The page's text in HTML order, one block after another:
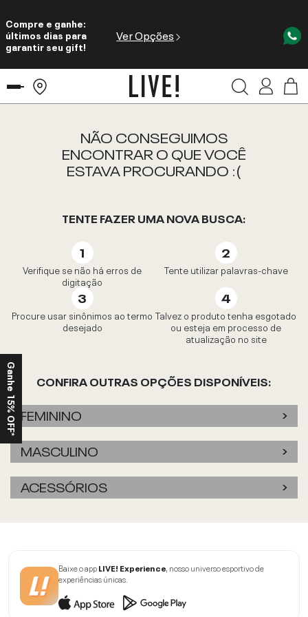
Compre e ganhe:
últimos dias para
garantir seu gift!
Ver Opções
NÃO CONSEGUIMOS
ENCONTRAR O QUE VOCÊ
ESTAVA PROCURANDO :(
TENTE FAZER UMA NOVA BUSCA:
Verifique se não há erros de
digitação
Tente utilizar palavras-chave
Procure usar sinônimos ao termo
desejado
Talvez o produto tenha esgotado
ou esteja em processo de
atualização no site
CONFIRA OUTRAS OPÇÕES DISPONÍVEIS:
FEMININO
MASCULINO
ACESSÓRIOS
Baixe o appLIVE! Experience, nosso universo esportivo de
experiências únicas.
Ganhe 15% OFF*